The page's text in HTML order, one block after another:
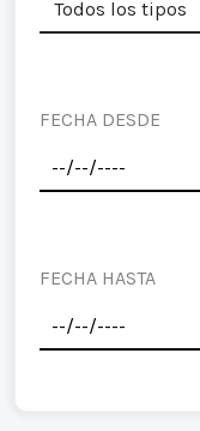
FECHA DESDE
FECHA HASTA